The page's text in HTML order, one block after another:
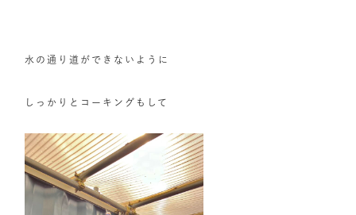
水の通り道ができないように
しっかりとコーキングもして